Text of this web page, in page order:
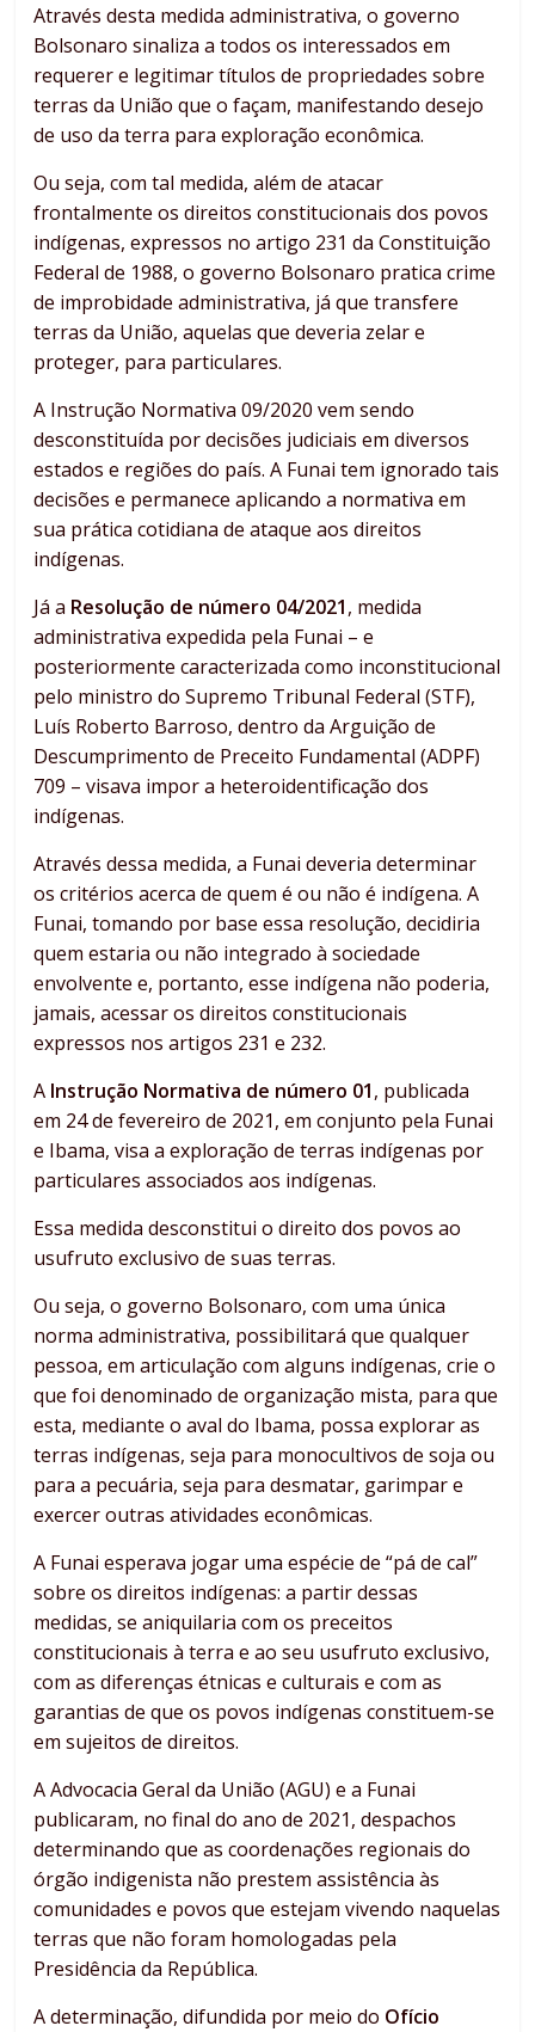
Através desta medida administrativa, o governo
Bolsonaro sinaliza a todos os interessados em
requerer e legitimar títulos de propriedades sobre
terras da União que o façam, manifestando desejo
de uso da terra para exploração econômica.
Ou seja, com tal medida, além de atacar
frontalmente os direitos constitucionais dos povos
indígenas, expressos no artigo 231 da Constituição
Federal de 1988, o governo Bolsonaro pratica crime
de improbidade administrativa, já que transfere
terras da União, aquelas que deveria zelar e
proteger, para particulares.
A Instrução Normativa 09/2020 vem sendo
desconstituída por decisões judiciais em diversos
estados e regiões do país. A Funai tem ignorado tais
decisões e permanece aplicando a normativa em
sua prática cotidiana de ataque aos direitos
indígenas.
Já a Resolução de número 04/2021, medida
administrativa expedida pela Funai – e
posteriormente caracterizada como inconstitucional
pelo ministro do Supremo Tribunal Federal (STF),
Luís Roberto Barroso, dentro da Arguição de
Descumprimento de Preceito Fundamental (ADPF)
709 – visava impor a heteroidentificação dos
indígenas.
Através dessa medida, a Funai deveria determinar
os critérios acerca de quem é ou não é indígena. A
Funai, tomando por base essa resolução, decidiria
quem estaria ou não integrado à sociedade
envolvente e, portanto, esse indígena não poderia,
jamais, acessar os direitos constitucionais
expressos nos artigos 231 e 232.
A Instrução Normativa de número 01, publicada
em 24 de fevereiro de 2021, em conjunto pela Funai
e Ibama, visa a exploração de terras indígenas por
particulares associados aos indígenas.
Essa medida desconstitui o direito dos povos ao
usufruto exclusivo de suas terras.
Ou seja, o governo Bolsonaro, com uma única
norma administrativa, possibilitará que qualquer
pessoa, em articulação com alguns indígenas, crie o
que foi denominado de organização mista, para que
esta, mediante o aval do Ibama, possa explorar as
terras indígenas, seja para monocultivos de soja ou
para a pecuária, seja para desmatar, garimpar e
exercer outras atividades econômicas.
A Funai esperava jogar uma espécie de “pá de cal”
sobre os direitos indígenas: a partir dessas
medidas, se aniquilaria com os preceitos
constitucionais à terra e ao seu usufruto exclusivo,
com as diferenças étnicas e culturais e com as
garantias de que os povos indígenas constituem-se
em sujeitos de direitos.
A Advocacia Geral da União (AGU) e a Funai
publicaram, no final do ano de 2021, despachos
determinando que as coordenações regionais do
órgão indigenista não prestem assistência às
comunidades e povos que estejam vivendo naquelas
terras que não foram homologadas pela
Presidência da República.
A determinação, difundida por meio do Ofício